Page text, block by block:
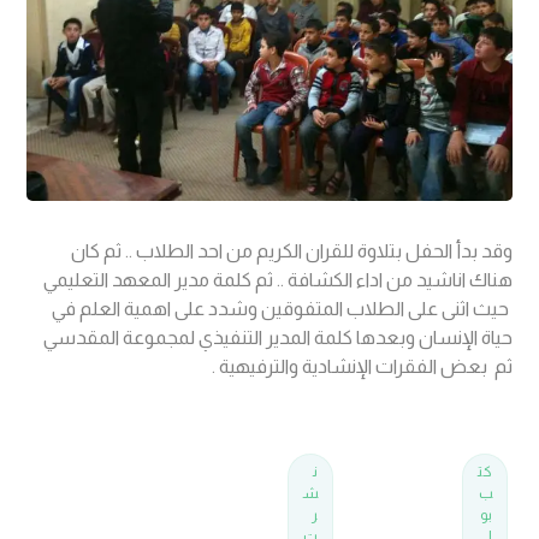
وقد بدأ الحفل بتلاوة للقران الكريم من احد الطلاب .. ثم كان
هناك اناشيد من اداء الكشافة .. ثم كلمة مدير المعهد التعليمي
حيث اثنى على الطلاب المتفوقين وشدد على اهمية العلم في
حياة الإنسان وبعدها كلمة المدير التنفيذي لمجموعة المقدسي
ثم بعض الفقرات الإنشادية والترفيهية .
كت
ب
بو
ن
ش
ر